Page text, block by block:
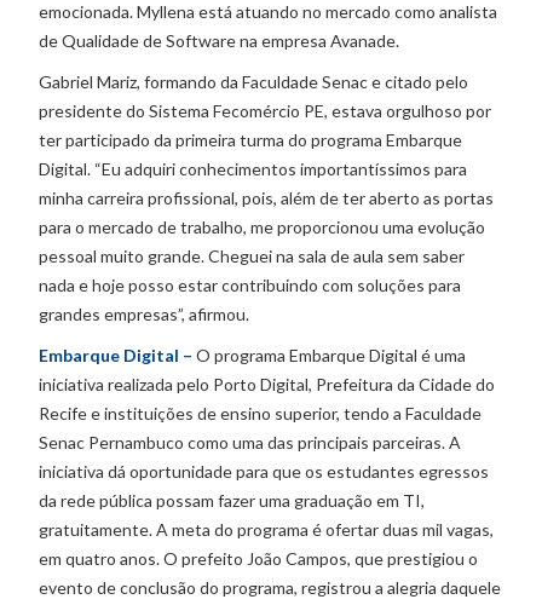
emocionada. Myllena está atuando no mercado como analista
de Qualidade de Software na empresa Avanade.
Gabriel Mariz, formando da Faculdade Senac e citado pelo
presidente do Sistema Fecomércio PE, estava orgulhoso por
ter participado da primeira turma do programa Embarque
Digital. “Eu adquiri conhecimentos importantíssimos para
minha carreira profissional, pois, além de ter aberto as portas
para o mercado de trabalho, me proporcionou uma evolução
pessoal muito grande. Cheguei na sala de aula sem saber
nada e hoje posso estar contribuindo com soluções para
grandes empresas”, afirmou.
Embarque Digital – O programa Embarque Digital é uma
iniciativa realizada pelo Porto Digital, Prefeitura da Cidade do
Recife e instituições de ensino superior, tendo a Faculdade
Senac Pernambuco como uma das principais parceiras. A
iniciativa dá oportunidade para que os estudantes egressos
da rede pública possam fazer uma graduação em TI,
gratuitamente. A meta do programa é ofertar duas mil vagas,
em quatro anos. O prefeito João Campos, que prestigiou o
evento de conclusão do programa, registrou a alegria daquele